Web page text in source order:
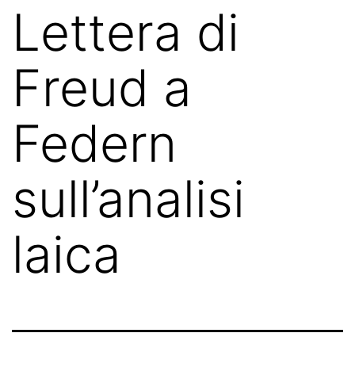
Lettera di
Freud a
Federn
sull’analisi
laica